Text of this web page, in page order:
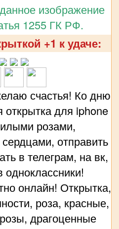
изображение
1255 ГК РФ.
+1 к удаче:
счастья! Ко дню
для iphone
розами,
отправить
в телеграм, на вк,
онлайн! Открытка,
роза, красные,
драгоценные